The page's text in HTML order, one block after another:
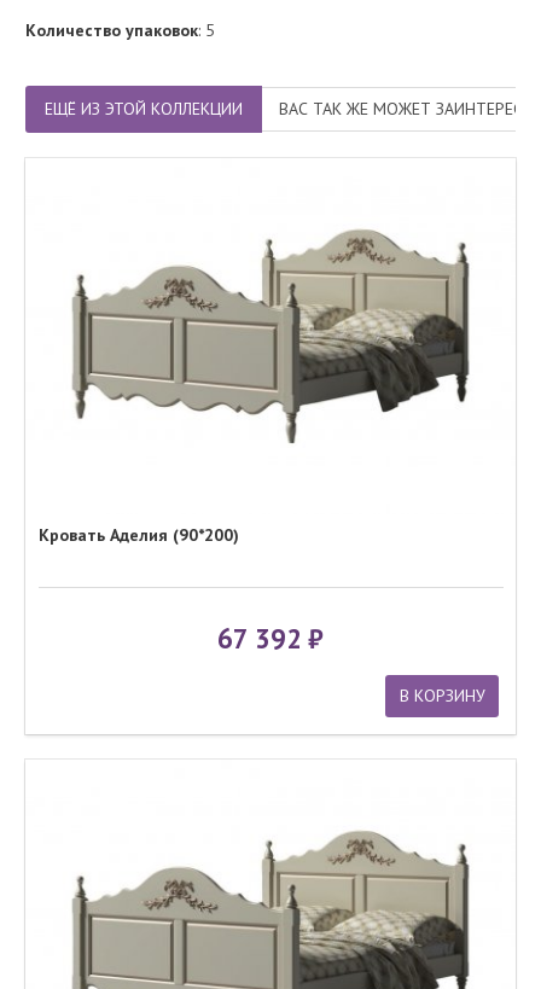
Количество упаковок: 5
ЕЩЁ ИЗ ЭТОЙ КОЛЛЕКЦИИ ВАС ТАК ЖЕ МОЖЕТ
Кровать Аделия (90*200)
67 392
В КОРЗИНУ